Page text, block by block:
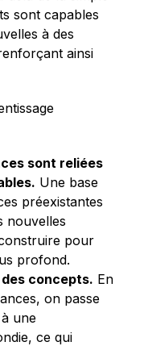
sont capables
à des
ainsi
sont reliées
Une base
préexistantes
nouvelles
pour
profond.
concepts. En
on passe
une
ce qui